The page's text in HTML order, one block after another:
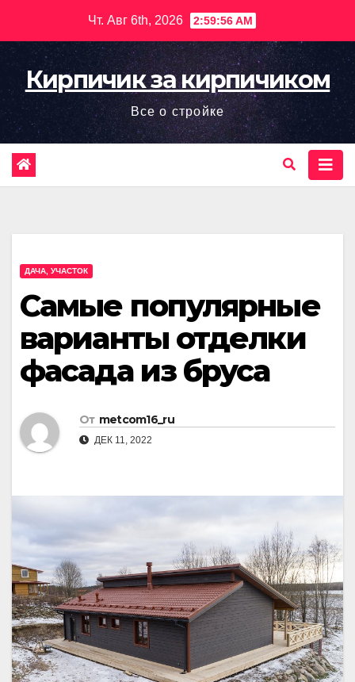
содержимому
Чт. Авг 6th, 2026 2:59:57 AM
Кирпичик за кирпичиком
Все о стройке
ДАЧА, УЧАСТОК
Самые популярные
варианты отделки
фасада из бруса
От metcom16_ru
ДЕК 11, 2022